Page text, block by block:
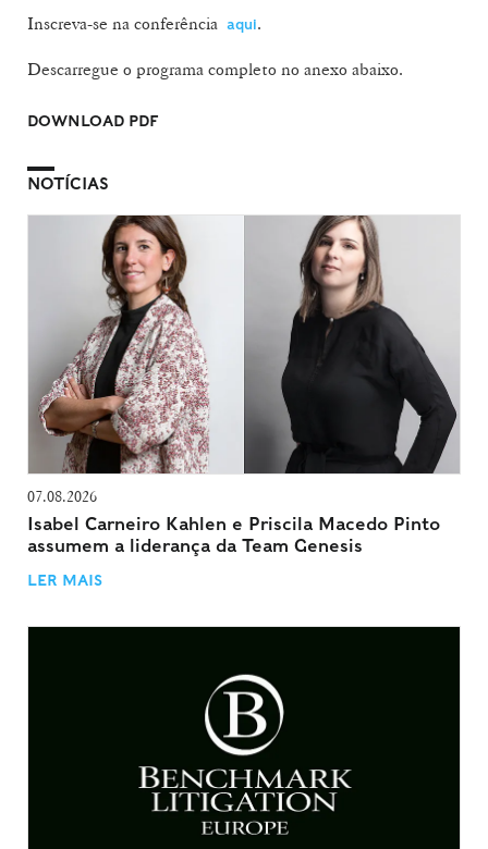
Inscreva-se na conferência aqui.
Descarregue o programa completo no anexo abaixo.
DOWNLOAD PDF
NOTÍCIAS
07.08.2026
Isabel Carneiro Kahlen e Priscila Macedo Pinto
assumem a liderança da Team Genesis
LER MAIS